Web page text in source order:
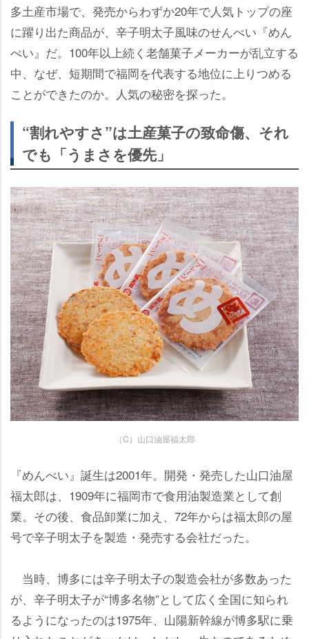
多土産市場で、発売からわずか20年で人気トップの座
に躍り出た商品が、辛子明太子風味のせんべい『めん
べい』だ。100年以上続く老舗菓子メーカーが乱立する
中、なぜ、短期間で福岡を代表する地位に上りつめる
ことができたのか。人気の秘密を探った。
“割れやすさ”は土産菓子の致命傷、それ
でも「うまさを優先」
（C）山口油屋福太郎
『めんべい』誕生は2001年。開発・発売した山口油屋
福太郎は、1909年に福岡市で食用油製造業として創
業。その後、食品卸業に加え、72年からは福太郎の屋
号で辛子明太子を製造・発売する会社だった。
当時、博多には辛子明太子の製造会社が多数あった
が、辛子明太子が“博多名物”として広く全国に知られ
るようになったのは1975年、山陽新幹線が博多駅に乗